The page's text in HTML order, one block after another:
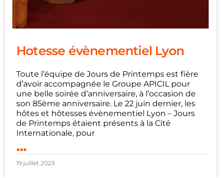
Hotesse évènementiel Lyon
Toute l’équipe de Jours de Printemps est fière
d’avoir accompagnée le Groupe APICIL pour
une belle soirée d’anniversaire, à l’occasion de
son 85ème anniversaire. Le 22 juin dernier, les
hôtes et hôtesses évènementiel Lyon – Jours
de Printemps étaient présents à la Cité
Internationale, pour
...
19 juillet 2023